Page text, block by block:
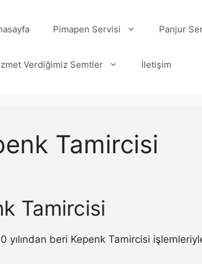
Pimapen Servisi Panjur
Verdiğimiz Semtler İletişim
Tamircisi
Tamircisi
yılından beri Kepenk Tamircisi